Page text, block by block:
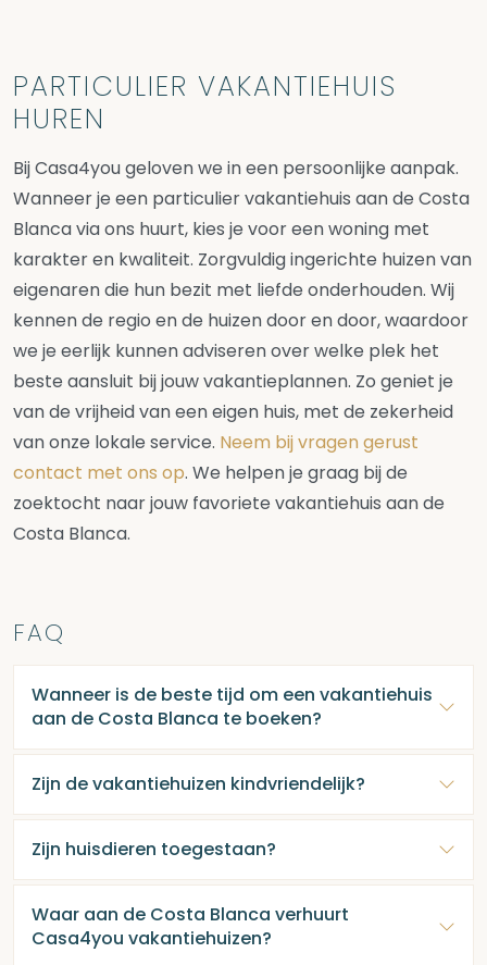
PARTICULIER VAKANTIEHUIS
HUREN
Bij Casa4you geloven we in een persoonlijke aanpak.
Wanneer je een particulier vakantiehuis aan de Costa
Blanca via ons huurt, kies je voor een woning met
karakter en kwaliteit. Zorgvuldig ingerichte huizen van
eigenaren die hun bezit met liefde onderhouden. Wij
kennen de regio en de huizen door en door, waardoor
we je eerlijk kunnen adviseren over welke plek het
beste aansluit bij jouw vakantieplannen. Zo geniet je
van de vrijheid van een eigen huis, met de zekerheid
van onze lokale service. Neem bij vragen gerust
contact met ons op. We helpen je graag bij de
zoektocht naar jouw favoriete vakantiehuis aan de
Costa Blanca.
FAQ
Wanneer is de beste tijd om een vakantiehuis
aan de Costa Blanca te boeken?
Zijn de vakantiehuizen kindvriendelijk?
Zijn huisdieren toegestaan?
Waar aan de Costa Blanca verhuurt
Casa4you vakantiehuizen?